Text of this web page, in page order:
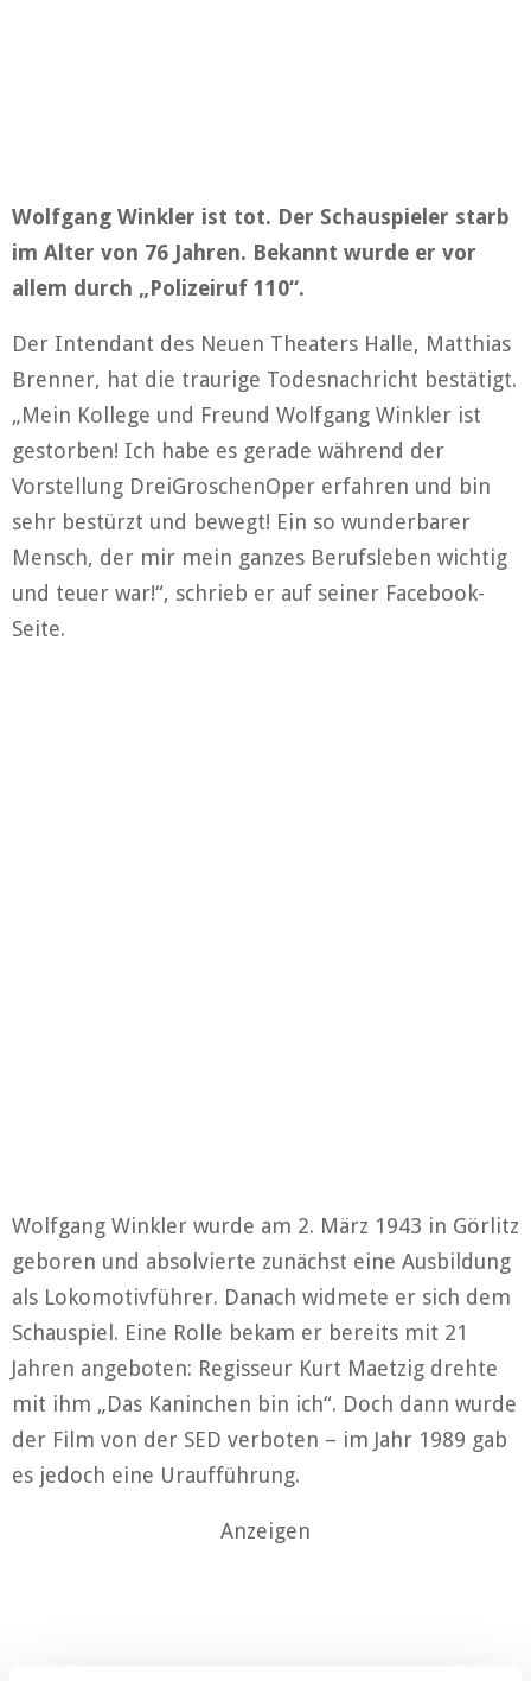
Wolfgang Winkler ist tot. Der Schauspieler starb
im Alter von 76 Jahren. Bekannt wurde er vor
allem durch „Polizeiruf 110“.
Der Intendant des Neuen Theaters Halle, Matthias
Brenner, hat die traurige Todesnachricht bestätigt.
„Mein Kollege und Freund Wolfgang Winkler ist
gestorben! Ich habe es gerade während der
Vorstellung DreiGroschenOper erfahren und bin
sehr bestürzt und bewegt! Ein so wunderbarer
Mensch, der mir mein ganzes Berufsleben wichtig
und teuer war!“, schrieb er auf seiner Facebook-
Seite.
Wolfgang Winkler wurde am 2. März 1943 in Görlitz
geboren und absolvierte zunächst eine Ausbildung
als Lokomotivführer. Danach widmete er sich dem
Schauspiel. Eine Rolle bekam er bereits mit 21
Jahren angeboten: Regisseur Kurt Maetzig drehte
mit ihm „Das Kaninchen bin ich“. Doch dann wurde
der Film von der SED verboten – im Jahr 1989 gab
es jedoch eine Uraufführung.
Anzeigen